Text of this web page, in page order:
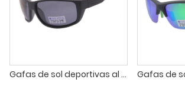
Gafas de sol deportivas al por mayor para conducir, pescar, andar en bicicleta y correr